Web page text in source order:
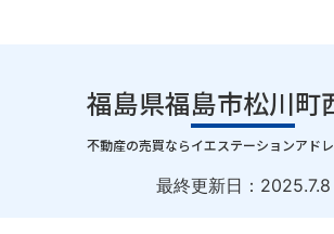
福島県福島市松川町
｜
不動産の売買ならイエステーションアド
最終更新日： 2025.7.8